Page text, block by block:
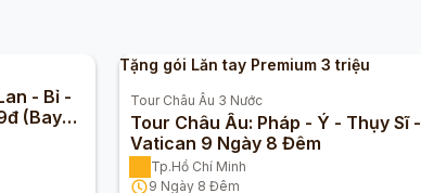
- Bỉ -
(Bay
Tặng gói Lăn tay Premium 3 triệu
Tour Châu Âu 3 Nước
Tour Châu Âu: Pháp - Ý - Thụy Sĩ -
Vatican 9 Ngày 8 Đêm
Tp.Hồ Chí Minh
9 Ngày 8 Đêm